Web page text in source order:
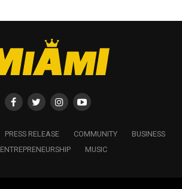
PRESS RELEASE COMMUNITY
BUSINESS
ENTREPRENEURSHIP
MUSIC